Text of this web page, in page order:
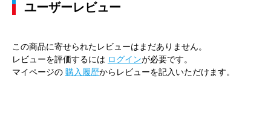
ユーザーレビュー
この商品に寄せられたレビューはまだありません。
レビューを評価するには ログインが必要です。
マイページの 購入履歴からレビューを記入いただけます。